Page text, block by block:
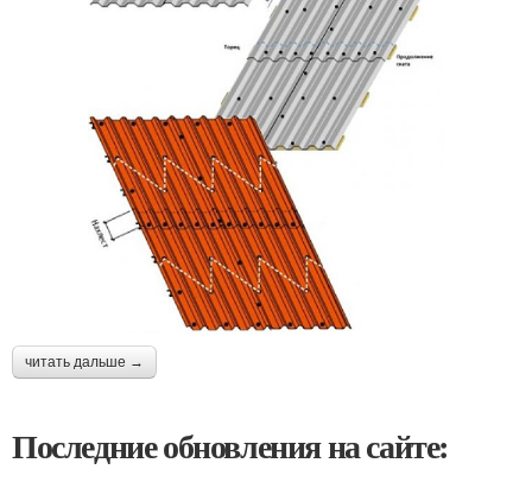
читать дальше →
Последние обновления на сайте: